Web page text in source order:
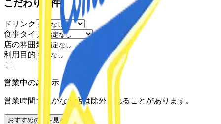
こだわり条件
ドリンク
食事タイプ
店の雰囲気
利用目的
営業中のみ表示
営業時間情報がない店は除外されることがあります。
おすすめの店を見る